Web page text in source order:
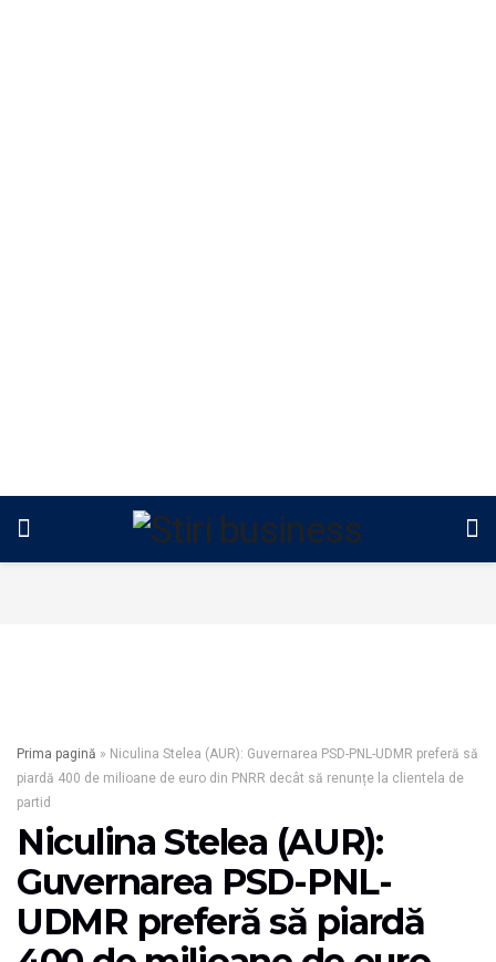
Prima pagină » Niculina Stelea (AUR): Guvernarea PSD-PNL-UDMR preferă să
piardă 400 de milioane de euro din PNRR decât să renunțe la clientela de
partid
Niculina Stelea (AUR):
Guvernarea PSD-PNL-
UDMR preferă să piardă